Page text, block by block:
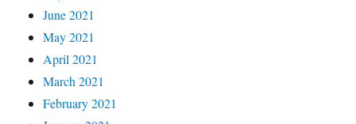
June 2021
May 2021
April 2021
March 2021
February 2021